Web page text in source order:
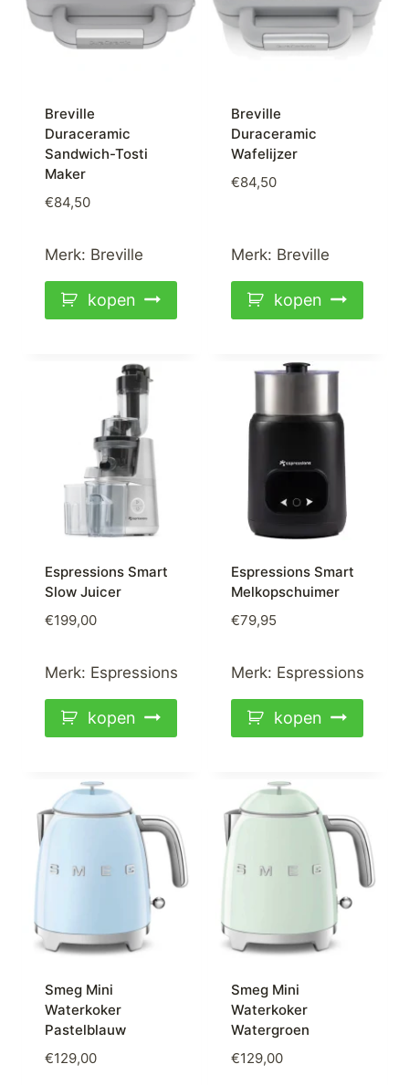
Breville
Duraceramic
Sandwich-Tosti
Maker
€84,50
Merk: Breville
kopen
Breville
Duraceramic
Wafelijzer
€84,50
Merk: Breville
kopen
Espressions Smart
Slow Juicer
€199,00
Merk: Espressions
kopen
Espressions Smart
Melkopschuimer
€79,95
Merk: Espressions
kopen
Smeg Mini
Waterkoker
Pastelblauw
€129,00
Smeg Mini
Waterkoker
Watergroen
€129,00